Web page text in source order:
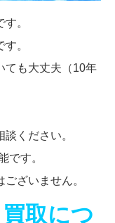
。
。
ても大丈夫（10年
ください。
です。
ざいません。
取につ